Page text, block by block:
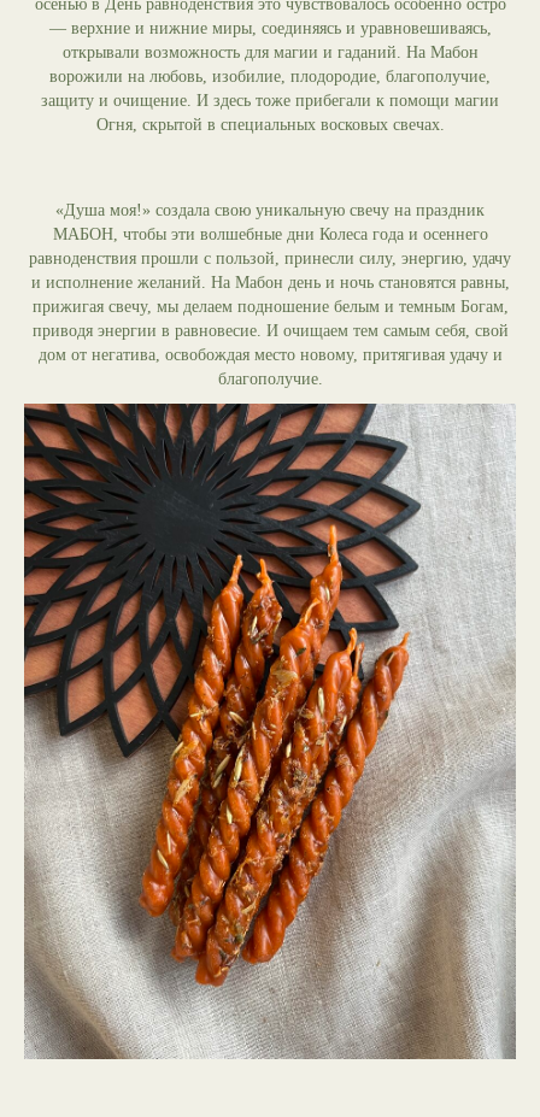
осенью в День равноденствия это чувствовалось особенно остро
— верхние и нижние миры, соединяясь и уравновешиваясь,
открывали возможность для магии и гаданий. На Мабон
ворожили на любовь, изобилие, плодородие, благополучие,
защиту и очищение. И здесь тоже прибегали к помощи магии
Огня, скрытой в специальных восковых свечах.
«Душа моя!» создала свою уникальную свечу на праздник
МАБОН, чтобы эти волшебные дни Колеса года и осеннего
равноденствия прошли с пользой, принесли силу, энергию, удачу
и исполнение желаний. На Мабон день и ночь становятся равны,
прижигая свечу, мы делаем подношение белым и темным Богам,
приводя энергии в равновесие. И очищаем тем самым себя, свой
дом от негатива, освобождая место новому, притягивая удачу и
благополучие.